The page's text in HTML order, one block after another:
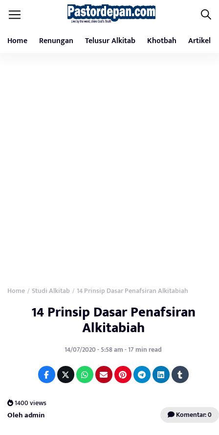
Home Renungan Telusur Alkitab Khotbah Artikel
Home / Studi Alkitab / 14 Prinsip Dasar Penafsiran Alkitabiah
14 Prinsip Dasar Penafsiran
Alkitabiah
14/07/2020 - 5:58 am - 17 min read
1400 views
Oleh admin Komentar: 0